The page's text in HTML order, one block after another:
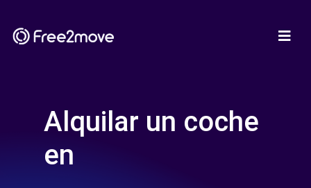
Alquilar un coche
en